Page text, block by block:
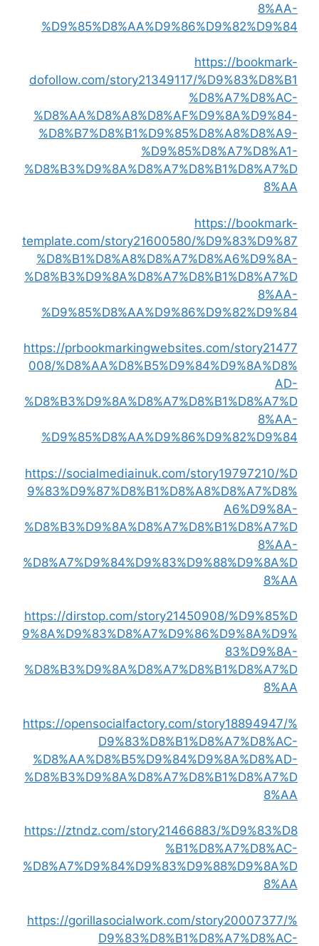
8%AA-
%D9%85%D8%AA%D9%86%D9%82%D9%84
https://bookmark-
dofollow.com/story21349117/%D9%83%D8%B1
%D8%A7%D8%AC-
%D8%AA%D8%A8%D8%AF%D9%8A%D9%84-
%D8%B7%D8%B1%D9%85%D8%A8%D8%A9-
%D9%85%D8%A7%D8%A1-
%D8%B3%D9%8A%D8%A7%D8%B1%D8%A7%D
8%AA
https://bookmark-
template.com/story21600580/%D9%83%D9%87
%D8%B1%D8%A8%D8%A7%D8%A6%D9%8A-
%D8%B3%D9%8A%D8%A7%D8%B1%D8%A7%D
8%AA-
%D9%85%D8%AA%D9%86%D9%82%D9%84
https://prbookmarkingwebsites.com/story21477
008/%D8%AA%D8%B5%D9%84%D9%8A%D8%
AD-
%D8%B3%D9%8A%D8%A7%D8%B1%D8%A7%D
8%AA-
%D9%85%D8%AA%D9%86%D9%82%D9%84
https://socialmediainuk.com/story19797210/%D
9%83%D9%87%D8%B1%D8%A8%D8%A7%D8%
A6%D9%8A-
%D8%B3%D9%8A%D8%A7%D8%B1%D8%A7%D
8%AA-
%D8%A7%D9%84%D9%83%D9%88%D9%8A%D
8%AA
https://dirstop.com/story21450908/%D9%85%D
9%8A%D9%83%D8%A7%D9%86%D9%8A%D9%
83%D9%8A-
%D8%B3%D9%8A%D8%A7%D8%B1%D8%A7%D
8%AA
https://opensocialfactory.com/story18894947/%
D9%83%D8%B1%D8%A7%D8%AC-
%D8%AA%D8%B5%D9%84%D9%8A%D8%AD-
%D8%B3%D9%8A%D8%A7%D8%B1%D8%A7%D
8%AA
https://ztndz.com/story21466883/%D9%83%D8
%B1%D8%A7%D8%AC-
%D8%A7%D9%84%D9%83%D9%88%D9%8A%D
8%AA
https://gorillasocialwork.com/story20007377/%
D9%83%D8%B1%D8%A7%D8%AC-